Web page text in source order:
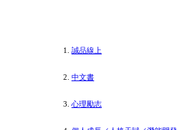
誠品線上
中文書
心理勵志